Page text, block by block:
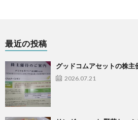
最近の投稿
グッドコムアセットの株主
2026.07.21